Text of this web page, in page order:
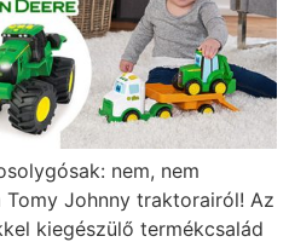
nem, nem
Tomy Johnny traktorairól! Az
kiegészülő termékcsalád